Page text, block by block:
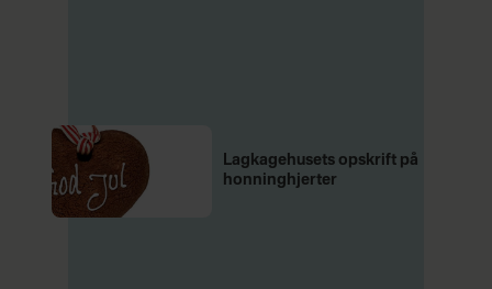
Lagkagehusets opskrift på
honninghjerter